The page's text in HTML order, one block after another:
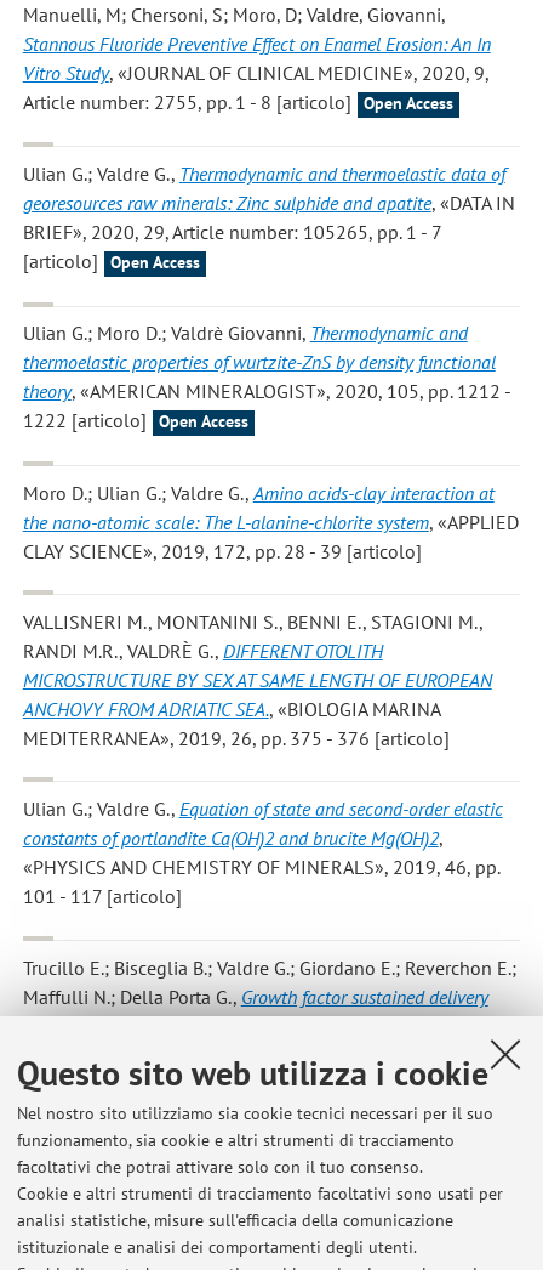
Questo sito web utilizza i cookie
Nel nostro sito utilizziamo sia cookie tecnici necessari per il suo
funzionamento, sia cookie e altri strumenti di tracciamento
facoltativi che potrai attivare solo con il tuo consenso.
Cookie e altri strumenti di tracciamento facoltativi sono usati per
analisi statistiche, misure sull'efficacia della comunicazione
istituzionale e analisi dei comportamenti degli utenti.
Manuelli, M; Chersoni, S; Moro, D; Valdre, Giovanni,
Stannous Fluoride Preventive Effect on Enamel Erosion: An In
Vitro Study, «JOURNAL OF CLINICAL MEDICINE», 2020, 9,
Article number: 2755, pp. 1 - 8 [articolo]
Open Access
Ulian G.; Valdre G., Thermodynamic and thermoelastic data of
georesources raw minerals: Zinc sulphide and apatite, «DATA IN
BRIEF», 2020, 29, Article number: 105265, pp. 1 - 7
[articolo]
Open Access
Ulian G.; Moro D.; Valdrè Giovanni, Thermodynamic and
thermoelastic properties of wurtzite-ZnS by density functional
theory, «AMERICAN MINERALOGIST», 2020, 105, pp. 1212 -
1222 [articolo]
Open Access
Moro D.; Ulian G.; Valdre G., Amino acids-clay interaction at
the nano-atomic scale: The L-alanine-chlorite system, «APPLIED
CLAY SCIENCE», 2019, 172, pp. 28 - 39 [articolo]
VALLISNERI M., MONTANINI S., BENNI E., STAGIONI M.,
RANDI M.R., VALDRÈ G., DIFFERENT OTOLITH
MICROSTRUCTURE BY SEX AT SAME LENGTH OF EUROPEAN
ANCHOVY FROM ADRIATIC SEA., «BIOLOGIA MARINA
MEDITERRANEA», 2019, 26, pp. 375 - 376 [articolo]
Ulian G.; Valdre G., Equation of state and second-order elastic
constants of portlandite Ca(OH)2 and brucite Mg(OH)2,
«PHYSICS AND CHEMISTRY OF MINERALS», 2019, 46, pp.
101 - 117 [articolo]
Trucillo E.; Bisceglia B.; Valdre G.; Giordano E.; Reverchon E.;
Maffulli N.; Della Porta G., Growth factor sustained delivery
three-dimensional environment bioengineered with stem cells
«BIOTECHNOLOGY AND BIOENGINEERING», 2019, 116, pp.
1777 - 1794 [articolo]
2 3 4 5 6